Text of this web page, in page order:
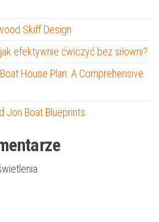
Skiff Design
efektywnie ćwiczyć bez siłowni?
House Plan: A Comprehensive
Jon Boat Blueprints